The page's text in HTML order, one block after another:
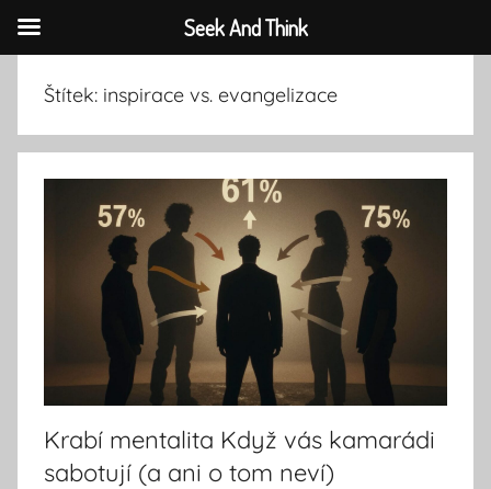
obsahu
Štítek: inspirace vs. evangelizace
Krabí mentalita Když vás kamarádi
sabotují (a ani o tom neví)
Seek And Think